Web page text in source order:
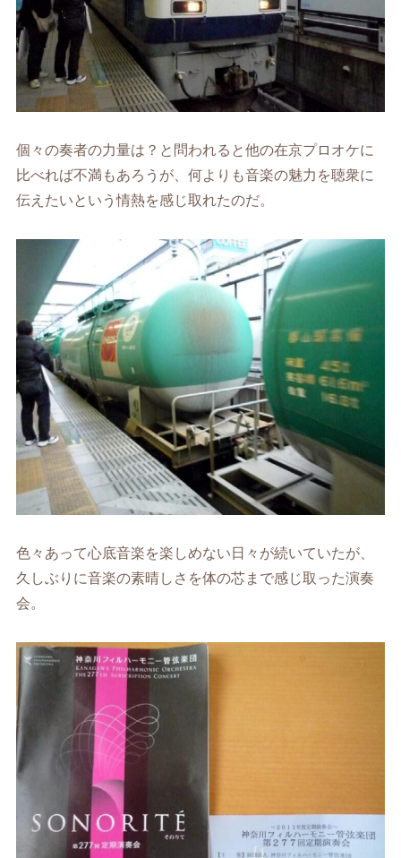
個々の奏者の力量は？と問われると他の在京プロオケに
比べれば不満もあろうが、何よりも音楽の魅力を聴衆に
伝えたいという情熱を感じ取れたのだ。
色々あって心底音楽を楽しめない日々が続いていたが、
久しぶりに音楽の素晴しさを体の芯まで感じ取った演奏
会。